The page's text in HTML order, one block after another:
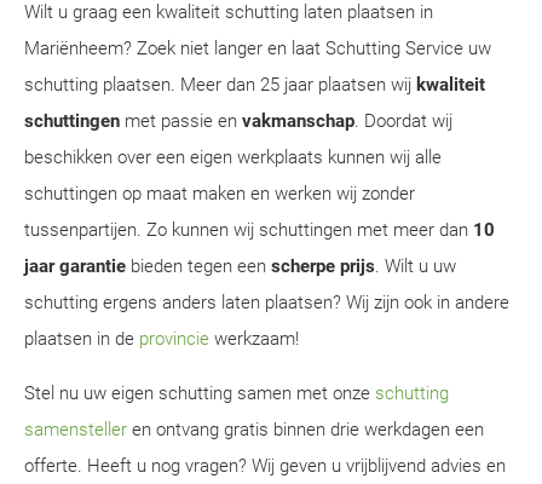
Wilt u graag een kwaliteit schutting laten plaatsen in
Mariënheem? Zoek niet langer en laat Schutting Service uw
schutting plaatsen. Meer dan 25 jaar plaatsen wij kwaliteit
schuttingen met passie en vakmanschap. Doordat wij
beschikken over een eigen werkplaats kunnen wij alle
schuttingen op maat maken en werken wij zonder
tussenpartijen. Zo kunnen wij schuttingen met meer dan 10
jaar garantie bieden tegen een scherpe prijs. Wilt u uw
schutting ergens anders laten plaatsen? Wij zijn ook in andere
plaatsen in de provincie werkzaam!
Stel nu uw eigen schutting samen met onze schutting
samensteller en ontvang gratis binnen drie werkdagen een
offerte. Heeft u nog vragen? Wij geven u vrijblijvend advies en